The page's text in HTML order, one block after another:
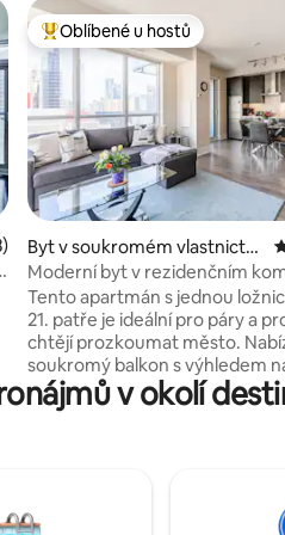
hodnocení 4,9 z 5, 183 hodnocení
Nejlepší v kategorii Oblíbené u
Oblíbené u hostů
Byt v soukromém vlastnictví
ve městě Toronto
Moderní byt v rezidenčním
blízko CN Tower a centra
Tento apartmán s jednou
21. patře je ideální pro páry a
chtějí prozkoumat město.
soukromý balkon s výhledem
panoráma města. Odpočiň si
velikosti king s prémiovou
kuchyní, vlastní prádelnou,
zpracováním a Wi-Fi. Nachází
v okolí